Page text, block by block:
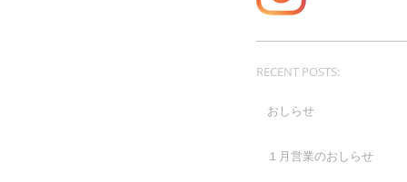
おしらせ
１月営業のおしらせ
RECENT POSTS: